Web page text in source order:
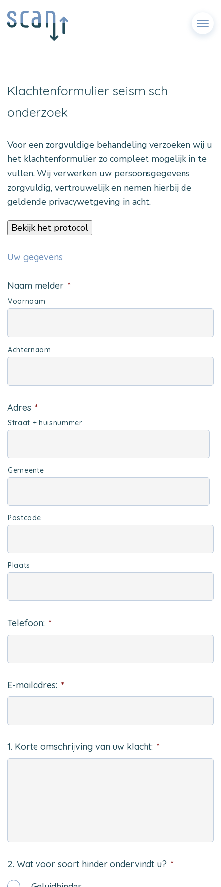
Menu
Klachtenformulier seismisch
onderzoek
Voor een zorgvuldige behandeling verzoeken wij u
het klachtenformulier zo compleet mogelijk in te
vullen. Wij verwerken uw persoonsgegevens
zorgvuldig, vertrouwelijk en nemen hierbij de
geldende privacywetgeving in acht.
Bekijk het protocol
Uw gegevens
Naam melder *
Voornaam
Achternaam
Adres *
Straat + huisnummer
Gemeente
Postcode
Plaats
Telefoon: *
E-mailadres: *
1. Korte omschrijving van uw klacht: *
2. Wat voor soort hinder ondervindt u? *